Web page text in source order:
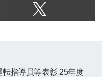
転指導員等表彰 25年度